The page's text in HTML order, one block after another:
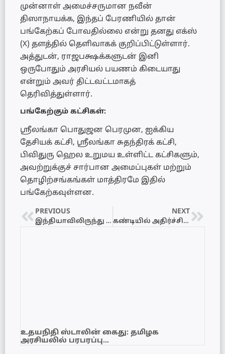
முன்னாள் அமைச்சருமான நவீன்
திஸாநாயக்க, இந்தப் பேரணியில் தான்
பங்கேற்கப் போவதில்லை என்று தனது எக்ஸ்
(X) தளத்தில் தெளிவாகக் குறிப்பிட்டுள்ளார்.
அத்துடன், ராஜபக்ஷக்களுடன் இனி
ஒருபோதும் அரசியல் பயணம் கிடையாது
என்றும் அவர் திட்டவட்டமாகத்
தெரிவித்துள்ளார்.
பங்கேற்கும் கட்சிகள்:
ஸ்ரீலங்கா பொதுஜன பெரமுன, ஐக்கிய
தேசியக் கட்சி, ஸ்ரீலங்கா சுதந்திரக் கட்சி,
பிவிதுரு ஹெல உறுமய உள்ளிட்ட கட்சிகளும்,
அவற்றுக்குச் சார்பான அமைப்புகள் மற்றும்
தொழிற்சங்கங்கள் மாத்திரமே இதில்
பங்கேற்கவுள்ளன.
PREVIOUS
இந்தியாவிலிருந்து போதைப்பொருள் கடத்தல்: படகுடன் மூவர் கைது!
NEXT
கண்டியில் அதிர்ச்சி: தாய், தந்தை தகராறில் 9 வயதுப் பிள்ளைக்குத் தீக்காயம்!
உதயநிதி ஸ்டாலின் கைது: தமிழக
அரசியலில் பரபரப்பு…